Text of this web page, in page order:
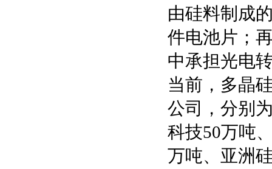
由硅料制成
件电池片；
中承担光电
当前，多晶
公司，分别
科技50万吨
万吨、亚洲